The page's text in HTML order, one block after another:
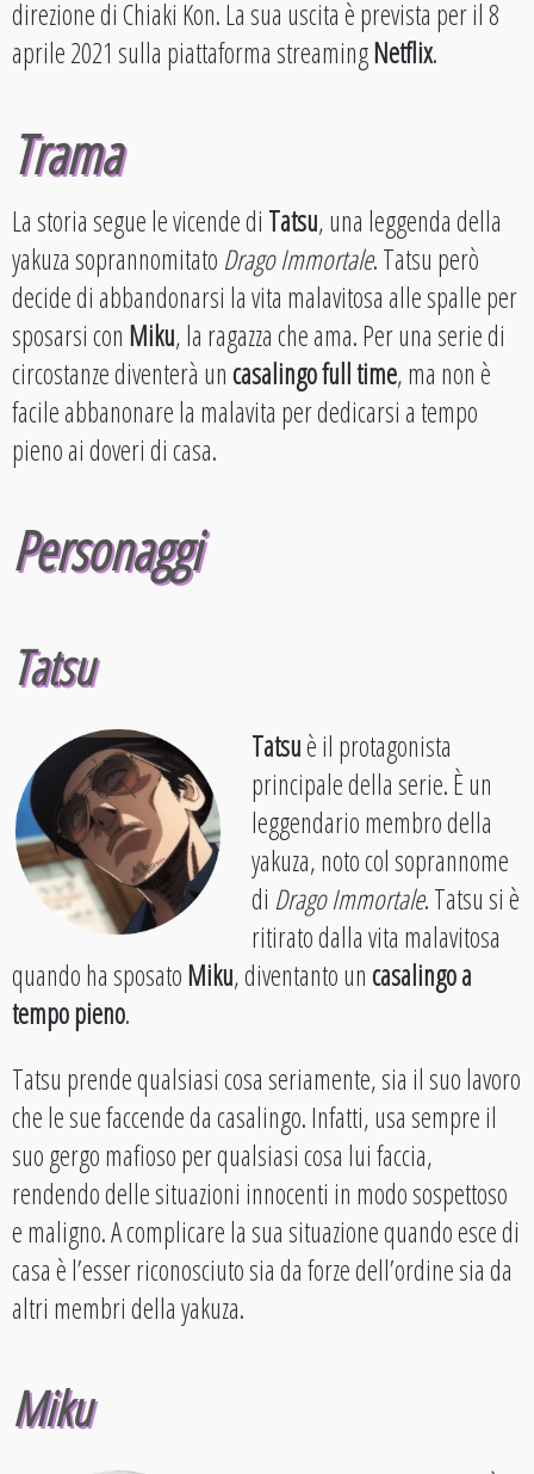
direzione di Chiaki Kon. La sua uscita è prevista per il 8
aprile 2021 sulla piattaforma streamingNetflix.
Trama
La storia segue le vicende di Tatsu, una leggenda della
yakuza soprannomitato Drago Immortale. Tatsu però
decide di abbandonarsi la vita malavitosa alle spalle per
sposarsi con Miku, la ragazza che ama. Per una serie di
circostanze diventerà uncasalingo full time, ma non è
facile abbanonare la malavita per dedicarsi a tempo
pieno ai doveri di casa.
Personaggi
Tatsu
Tatsuè il protagonista
principale della serie. È un
leggendario membro della
yakuza, noto col soprannome
di Drago Immortale. Tatsu si è
ritirato dalla vita malavitosa
quando ha sposatoMiku, diventanto uncasalingo a
tempo pieno.
Tatsu prende qualsiasi cosa seriamente, sia il suo lavoro
che le sue faccende da casalingo. Infatti, usa sempre il
suo gergo mafioso per qualsiasi cosa lui faccia,
rendendo delle situazioni innocenti in modo sospettoso
e maligno. A complicare la sua situazione quando esce di
casa è l’esser riconosciuto sia da forze dell’ordine sia da
altri membri della yakuza.
Miku